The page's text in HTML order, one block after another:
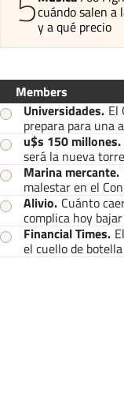
cuándo salen a
y a qué precio
Members
Universidades. El
prepara para una
u$s 150 millones.
será la nueva
Marina mercante.
malestar en el
Alivio. Cuánto
complica hoy
Financial Times.
el cuello de